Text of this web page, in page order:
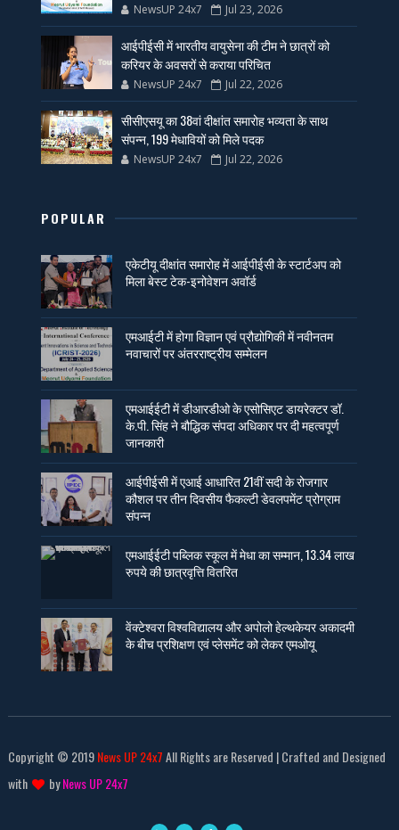
NewsUP 24x7 Jul 23, 2026
आईपीईसी में भारतीय वायुसेना की टीम ने छात्रों को
करियर के अवसरों से कराया परिचित
NewsUP 24x7 Jul 22, 2026
सीसीएसयू का 38वां दीक्षांत समारोह भव्यता के साथ
संपन्न, 199 मेधावियों को मिले पदक
NewsUP 24x7 Jul 22, 2026
POPULAR
एकेटीयू दीक्षांत समारोह में आईपीईसी के स्टार्टअप को
मिला बेस्ट टेक-इनोवेशन अवॉर्ड
एमआईटी में होगा विज्ञान एवं प्रौद्योगिकी में नवीनतम
नवाचारों पर अंतरराष्ट्रीय सम्मेलन
एमआईईटी में डीआरडीओ के एसोसिएट डायरेक्टर डॉ.
के.पी. सिंह ने बौद्धिक संपदा अधिकार पर दी महत्वपूर्ण
जानकारी
आईपीईसी में एआई आधारित 21वीं सदी के रोजगार
कौशल पर तीन दिवसीय फैकल्टी डेवलपमेंट प्रोग्राम
संपन्न
एमआईईटी पब्लिक स्कूल में मेधा का सम्मान, 13.34 लाख
रुपये की छात्रवृत्ति वितरित
वेंक्टेश्वरा विश्वविद्यालय और अपोलो हेल्थकेयर अकादमी
के बीच प्रशिक्षण एवं प्लेसमेंट को लेकर एमओयू
Copyright © 2019News UP 24x7All Rights are Reserved | Crafted and Designed
with
byNews UP 24x7